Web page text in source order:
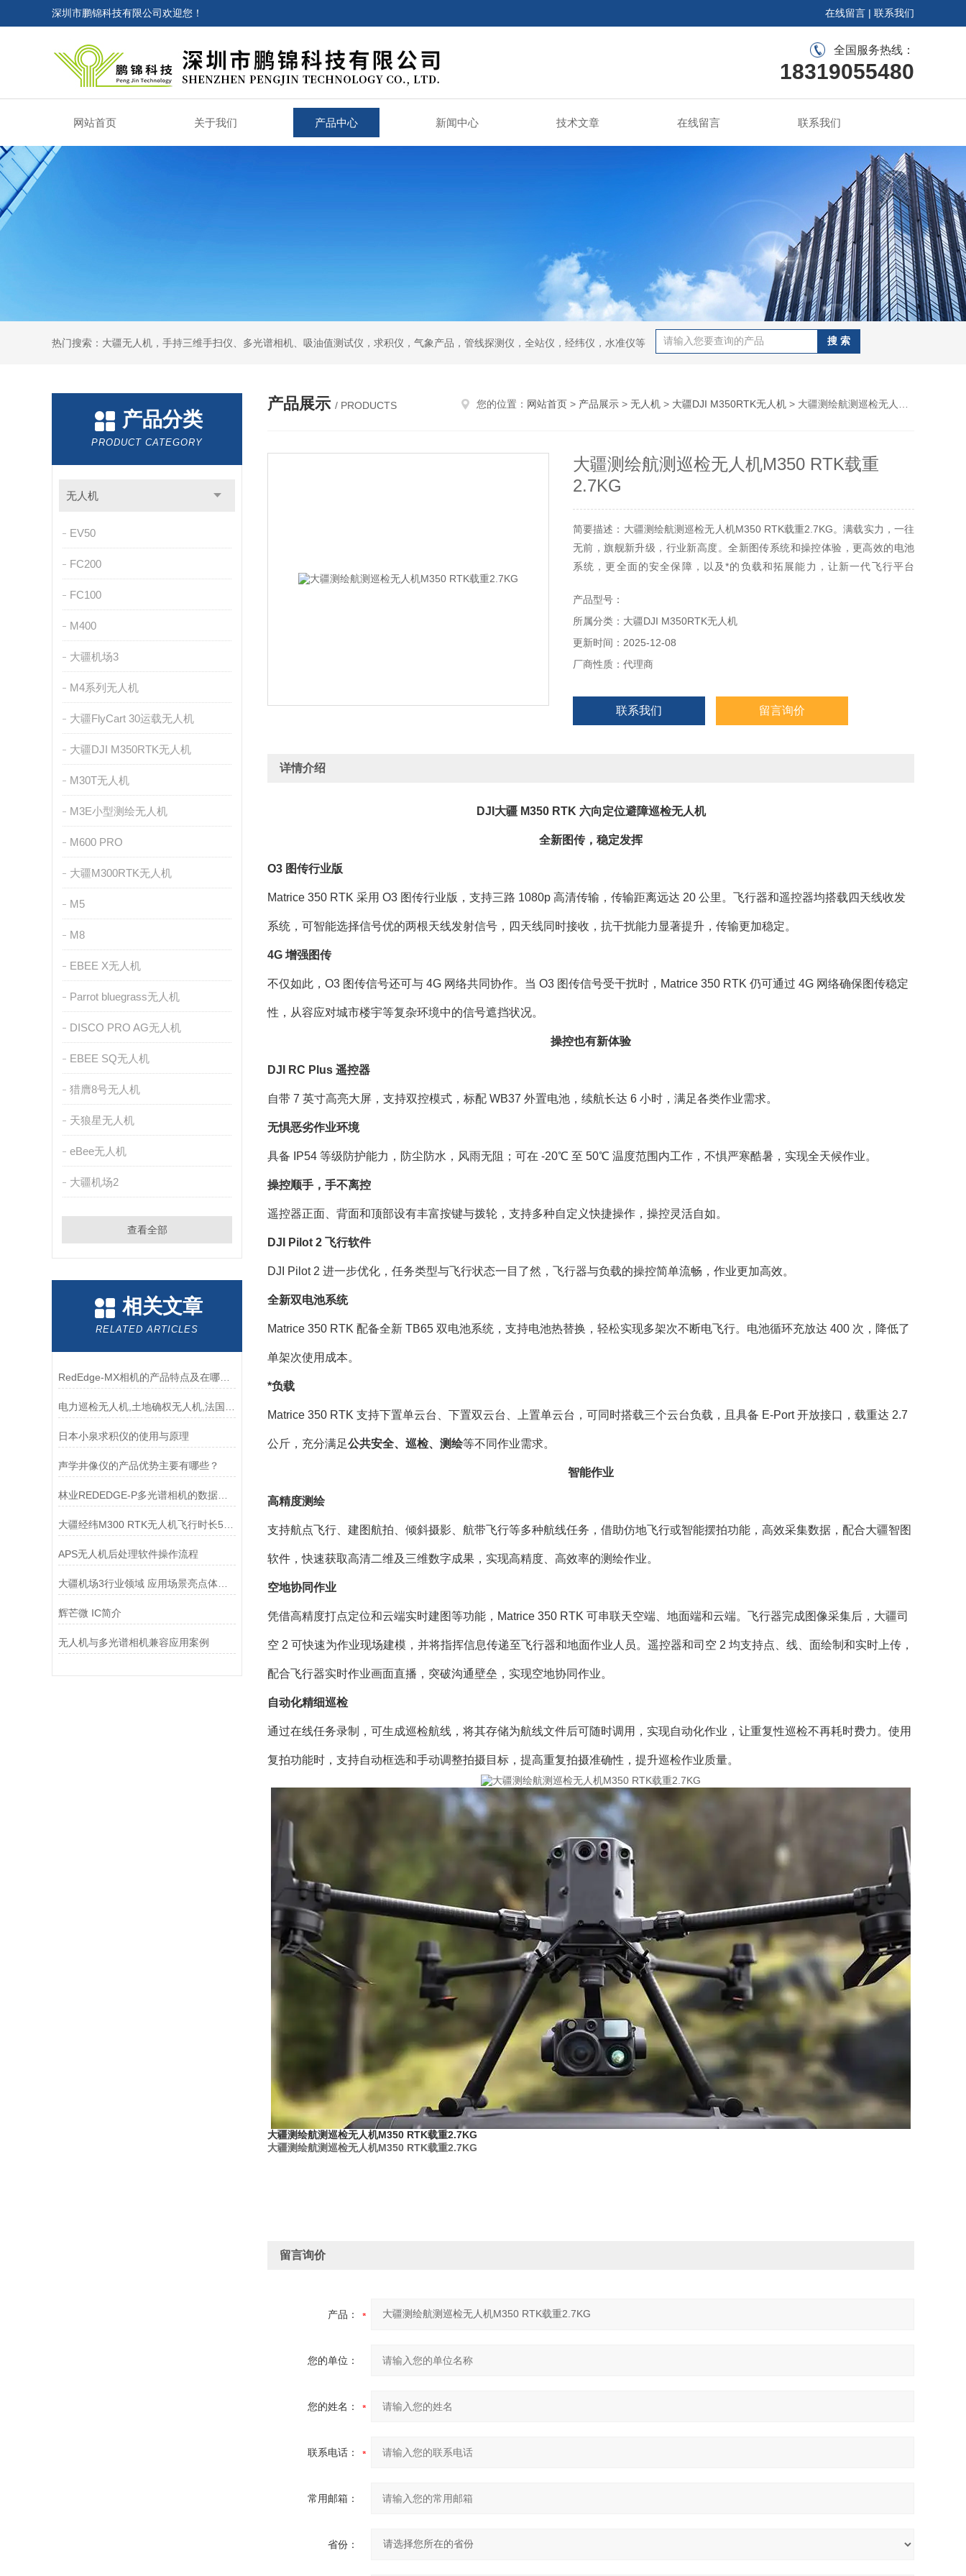
深圳市鹏锦科技有限公司欢迎您！ 在线留言 | 联系我们
全国服务热线：
18319055480
网站首页 关于我们 产品中心 新闻中心 技术文章 在线留言 联系我们
热门搜索：大疆无人机，手持三维手扫仪、多光谱相机、吸油值测试仪，求积仪，气象产品，管线探测仪，全站仪，经纬仪，水准仪等
产品分类
PRODUCT CATEGORY
无人机
EV50
FC200
FC100
M400
大疆机场3
M4系列无人机
大疆FlyCart 30运载无人机
大疆DJI M350RTK无人机
M30T无人机
M3E小型测绘无人机
M600 PRO
大疆M300RTK无人机
M5
M8
EBEE X无人机
Parrot bluegrass无人机
DISCO PRO AG无人机
EBEE SQ无人机
猎膺8号无人机
天狼星无人机
eBee无人机
大疆机场2
查看全部
相关文章
RELATED ARTICLES
RedEdge-MX相机的产品特点及在哪些方面可以使用
日本小泉求积仪的使用与原理
声学井像仪的产品优势主要有哪些？
林业REDEDGE-P多光谱相机的数据处理流程和图像分析指南
APS无人机后处理软件操作流程
大疆机场3行业领域 应用场景亮点体现（1）
辉芒微 IC简介
无人机与多光谱相机兼容应用案例
产品展示 / PRODUCTS 您的位置： 网站首页 > 产品展示 > 无人机 > 大疆DJI M350RTK无人机 > 大疆测绘航测巡检无人机M350 RTK载重2.7KG
大疆测绘航测巡检无人机M350 RTK载重
2.7KG
简要描述：大疆测绘航测巡检无人机M350 RTK载重2.7KG。满载实力，一往
无前，旗舰新升级，行业新高度。全新图传系统和操控体验，更高效的电池
系统，更全面的安全保障，以及*的负载和拓展能力，让新一代飞行平台
产品型号：
所属分类：大疆DJI M350RTK无人机
更新时间：2025-12-08
厂商性质：代理商
联系我们 留言询价
详情介绍
DJI大疆 M350 RTK 六向定位避障巡检无人机
全新图传，稳定发挥
O3 图传行业版
Matrice 350 RTK 采用 O3 图传行业版，支持三路 1080p 高清传输，传输距离远达 20 公里。飞行器和遥控器均搭载四天线收发
系统，可智能选择信号优的两根天线发射信号，四天线同时接收，抗干扰能力显著提升，传输更加稳定。
4G 增强图传
不仅如此，O3 图传信号还可与 4G 网络共同协作。当 O3 图传信号受干扰时，Matrice 350 RTK 仍可通过 4G 网络确保图传稳定
性，从容应对城市楼宇等复杂环境中的信号遮挡状况。
操控也有新体验
DJI RC Plus 遥控器
自带 7 英寸高亮大屏，支持双控模式，标配 WB37 外置电池，续航长达 6 小时，满足各类作业需求。
无惧恶劣作业环境
具备 IP54 等级防护能力，防尘防水，风雨无阻；可在 -20℃ 至 50℃ 温度范围内工作，不惧严寒酷暑，实现全天候作业。
操控顺手，手不离控
遥控器正面、背面和顶部设有丰富按键与拨轮，支持多种自定义快捷操作，操控灵活自如。
DJI Pilot 2 飞行软件
DJI Pilot 2 进一步优化，任务类型与飞行状态一目了然，飞行器与负载的操控简单流畅，作业更加高效。
全新双电池系统
Matrice 350 RTK 配备全新 TB65 双电池系统，支持电池热替换，轻松实现多架次不断电飞行。电池循环充放达 400 次，降低了
单架次使用成本。
*负载
Matrice 350 RTK 支持下置单云台、下置双云台、上置单云台，可同时搭载三个云台负载，且具备 E-Port 开放接口，载重达 2.7
公斤，充分满足公共安全、巡检、测绘等不同作业需求。
智能作业
高精度测绘
支持航点飞行、建图航拍、倾斜摄影、航带飞行等多种航线任务，借助仿地飞行或智能摆拍功能，高效采集数据，配合大疆智图
软件，快速获取高清二维及三维数字成果，实现高精度、高效率的测绘作业。
空地协同作业
凭借高精度打点定位和云端实时建图等功能，Matrice 350 RTK 可串联天空端、地面端和云端。飞行器完成图像采集后，大疆司
空 2 可快速为作业现场建模，并将指挥信息传递至飞行器和地面作业人员。遥控器和司空 2 均支持点、线、面绘制和实时上传，
配合飞行器实时作业画面直播，突破沟通壁垒，实现空地协同作业。
自动化精细巡检
通过在线任务录制，可生成巡检航线，将其存储为航线文件后可随时调用，实现自动化作业，让重复性巡检不再耗时费力。使用
复拍功能时，支持自动框选和手动调整拍摄目标，提高重复拍摄准确性，提升巡检作业质量。
大疆测绘航测巡检无人机M350 RTK载重2.7KG
大疆测绘航测巡检无人机M350 RTK载重2.7KG
留言询价
产品：
您的单位：
您的姓名：
联系电话：
常用邮箱：
省份：